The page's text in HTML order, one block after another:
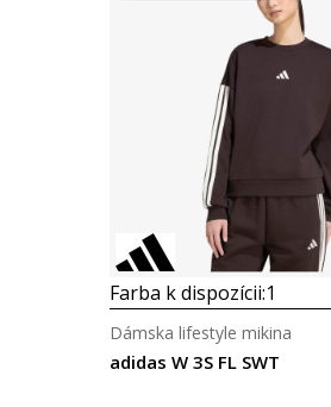
Farba k dispozícii:1
adidas W 3S FL SWT
Dámska lifestyle mikina